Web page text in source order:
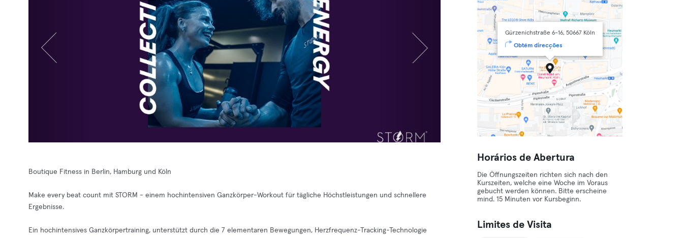
Boutique Fitness in Berlin, Hamburg und Köln
Make every beat count mit STORM - einem hochintensiven Ganzkörper-Workout für tägliche Höchstleistungen und schnellere
Ergebnisse.
Ein hochintensives Ganzkörpertraining, unterstützt durch die 7 elementaren Bewegungen, Herzfrequenz-Tracking-Technologie
Gürzenichstraße 6-16, 50667 Köln
Obtém direcções
Horários de Abertura
Die Öffnungszeiten richten sich nach den
Kurszeiten, welche eine Woche im Voraus
gebucht werden können. Bitte erscheine
mind. 15 Minuten vor Kursbeginn.
Limites de Visita